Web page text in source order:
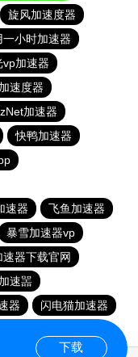
旋风加速度器
一小时加速器
vp加速器
速度器
加速器
快鸭加速器
速器
飞鱼加速器
暴雪加速器vp
器下载官网
速噐
器
闪电猫加速器
下载